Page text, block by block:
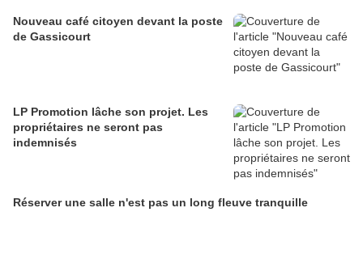
Nouveau café citoyen devant la poste
de Gassicourt
LP Promotion lâche son projet. Les
propriétaires ne seront pas
indemnisés
Réserver une salle n'est pas un long fleuve tranquille